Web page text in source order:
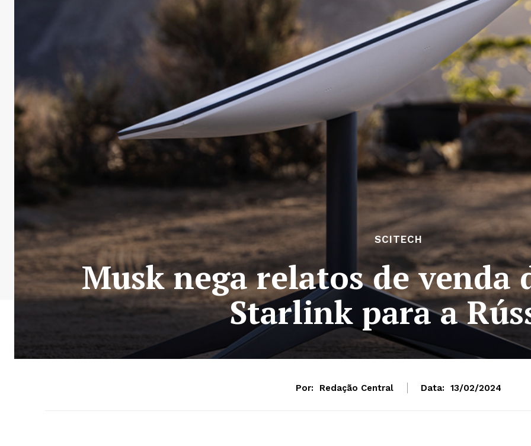
SCITECH
Musk nega relatos de venda
Starlink para a
Por: Redação Central Data: 13/02/2024